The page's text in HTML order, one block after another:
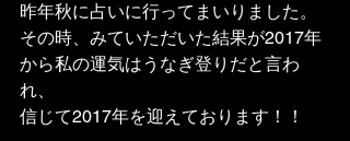
昨年秋に占いに行ってまいりました。
その時、みていただいた結果が2017年
から私の運気はうなぎ登りだと言わ
れ、
信じて2017年を迎えております！！